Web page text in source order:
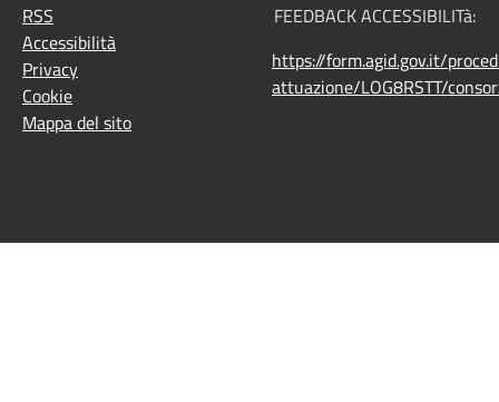
RSS
Accessibilità
Privacy
Cookie
Mappa del sito
FEEDBACK ACCESSIBILITà:
https://form.agid.gov.it/
attuazione/LOG8RSTT/